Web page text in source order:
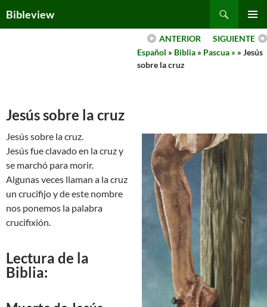
toBibleview
MENU
SIGUIENTE
ANTERIOR
Español » Biblia » Pascua » » Jesús
sobre la cruz
Jesús sobre la cruz
Jesús sobre la cruz.
Jesús fue clavado en la cruz y
se marchó para morir.
Algunas veces llaman a la cruz
un crucifijo y de este nombre
nos ponemos la palabra
crucifixión.
Lectura de la
Biblia: